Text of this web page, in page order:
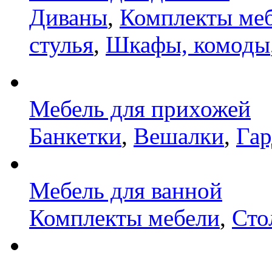
Диваны, Комплекты
стулья, Шкафы, комоды
Мебель для прихожей
Банкетки, Вешалки,
Мебель для ванной
Комплекты мебели,